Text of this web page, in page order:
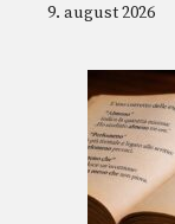
9. august 2026